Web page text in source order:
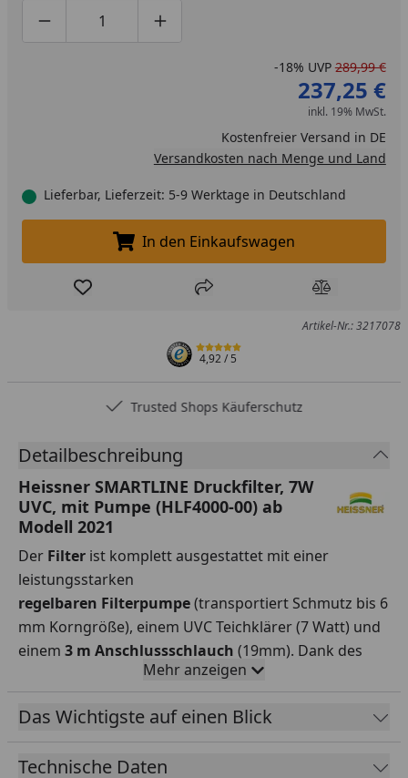
Produktmenge um eins verringern
Produktmenge manuell eingeben
Produktmenge um eins erhöhen
-18% UVP 289,99 €
237,25 €
inkl. 19% MwSt.
Kostenfreier Versand in DE
Versandkosten nach Menge und Land
Lieferbar, Lieferzeit: 5-9 Werktage in Deutschland
In den Einkaufswagen legen
In den Einkaufswagen
Produkt zur Wunschliste hinzufügen
Teilen Produkt
Artikel-Nr.: 3217078
4,92/ 5
Trusted Shops Käuferschutz
Detailbeschreibung
Heissner SMARTLINE Druckfilter, 7W
UVC, mit Pumpe (HLF4000-00) ab
Modell 2021
Der Filter ist komplett ausgestattet mit einer
leistungsstarken
regelbaren Filterpumpe(transportiert Schmutz bis 6
mm Korngröße), einem UVC Teichklärer (7 Watt) und
einem 3 m Anschlussschlauch (19mm). Dank des
leicht bedienbarenRückspülsystem
getriebeunterstütztem
Schnellreinigungsmechanismus, ist eine Reinigung
des Filters in wenigen Sekundenkinderleicht
durchführbar. Ein Öffnen des
ist dazu
Mehr anzeigen
Das Wichtigste auf einen Blick
Technische Daten